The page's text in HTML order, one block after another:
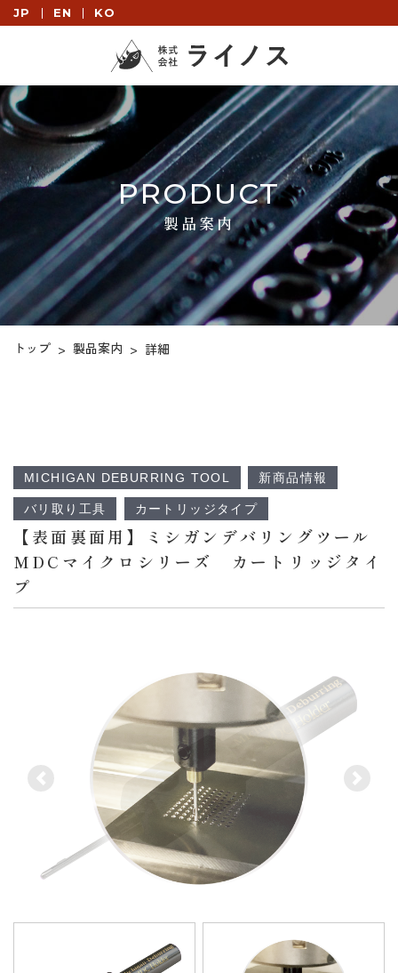
JP EN KO
PRODUCT
製品案内
トップ > 製品案内 > 詳細
MICHIGAN DEBURRING TOOL 新商品情報
バリ取り工具 カートリッジタイプ
【表面裏面用】ミシガンデバリングツール
MDCマイクロシリーズ カートリッジタイ
プ
前へ
前へ